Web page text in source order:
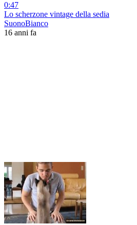
0:47
Lo scherzone vintage della sedia
SuonoBianco
16 anni fa